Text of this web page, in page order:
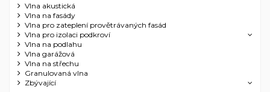
Vlna akustická
Vlna na fasády
Vlna pro zateplení provětrávaných fasád
Vlna pro izolaci podkroví
Vlna na podlahu
Vlna garážová
Vlna na střechu
Granulovaná vlna
Zbývající